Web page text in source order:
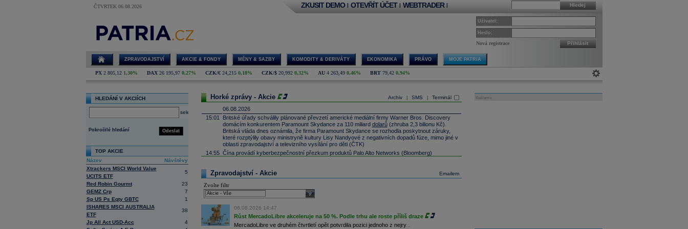
ČTVRTEK 06.08.2026 Hledej
ZKUSIT DEMO | OTEVŘÍT ÚČET | WEBTRADER |
Uživatel:
Heslo:
Nová registrace Přihlásit
ZPRAVODAJSTVÍ AKCIE & FONDY MĚNY & SAZBY KOMODITY & DERIVÁTY EKONOMIKA PRÁVO MOJE PATRIA
PX 2 805,12 1,30% DAX 26 195,97 0,27% CZK/€ 24,215 0,18% CZK/$ 20,992 0,32% AU 4 263,49 0,46% BRT 79,42 0,94%
HLEDÁNÍ V AKCIÍCH
select
Odeslat
Pokročilé hledání
TOP AKCIE
Název
Návštěvy
Xtrackers MSCI World Value
UCITS ETF
5
Red Robin Gourmt
23
GEMZ Crp
7
Sp US Ps Eqty GBTC
1
ISHARES MSCI AUSTRALIA
ETF
38
Jp All Act USD-Acc
4
Archiv SMS Terminál
Horké zprávy - Akcie
06.08.2026
15:01
Britské úřady schválily plánované převzetí americké mediální firmy Warner Bros. Discovery
domácím konkurentem Paramount Skydance za 110 miliard dolarů(zhruba 2,3 bilionu Kč).
Britská vláda dnes oznámila, že firma Paramount Skydance se rozhodla poskytnout záruky,
které rozptýlily obavy ministryně kultury Lisy Nandyové z negativních dopadů fúze, mimo jiné v
oblasti zpravodajství a televizního vysílání pro děti (ČTK)
14:55 Čína provádí kyberbezpečnostní přezkum produktů Palo Alto Networks (Bloomberg)
14:26 Heineken-Deut......
13:31 Jindřichohradecká likérka Fruko-Schulz loni skončila ve ztrátě 23,8 milionukorun. V roce 2024
hospodařila se ztrátou 10,6 milionu
milionu
. Firma loni vyměnila vedení a zahájila restrukturalizaci. Výrazně omezila vývoz,
který se dříve zaměřoval na východní trhy. Naopak tržby na českém trhu se zvýšily (ČTK)
13:04
Generali-Citi......
12:49 Ahold -UBSsni......
12:25 Next -Citigrou......
Emailem
Zpravodajství - Akcie
Zvolte filtr
select
06.08.2026 14:47
Růst MercadoLibre akceleruje na 50 %. Podle trhu ale roste příliš draze
MercadoLibre ve druhém čtvrtletí opět potvrdila pozici jednoho z nejry...
Reklama